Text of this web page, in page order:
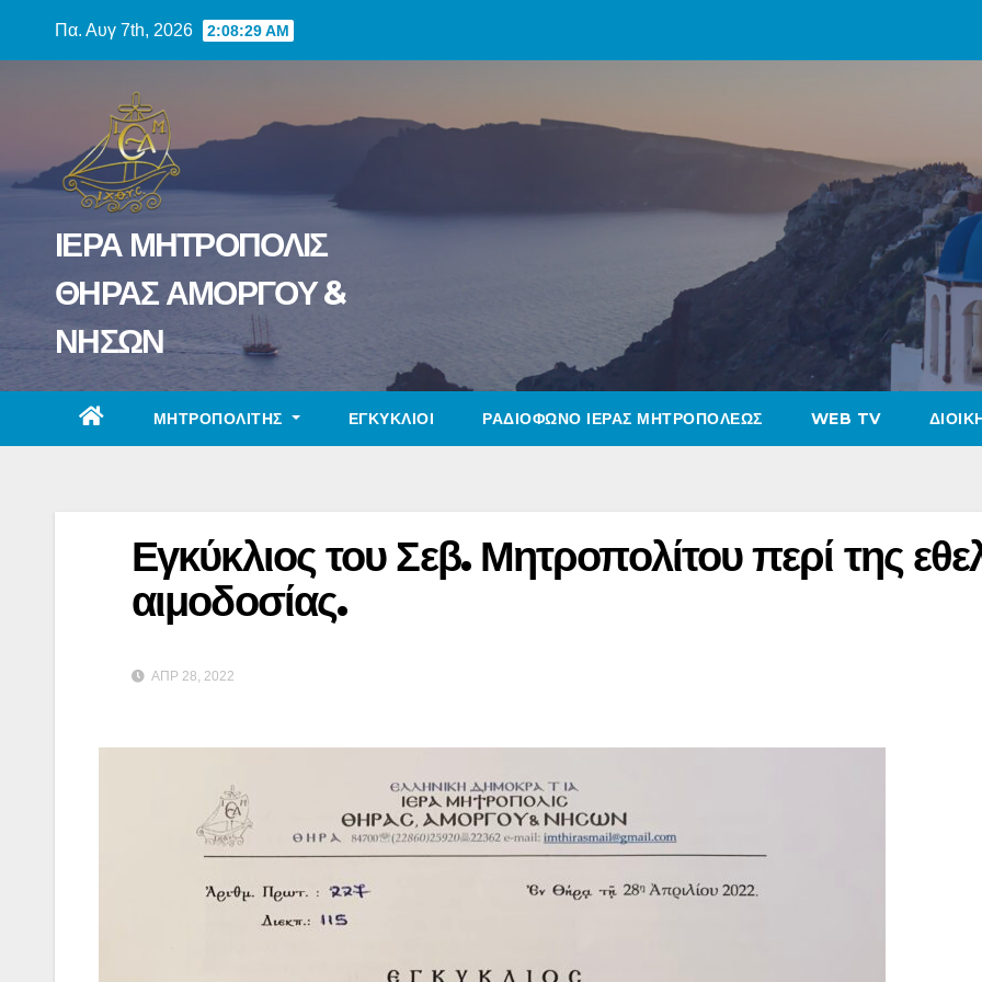
Πα. Αυγ 7th, 2026 2:08:30 AM
ΙΕΡΑ ΜΗΤΡΟΠΟΛΙΣ
ΘΗΡΑΣ ΑΜΟΡΓΟΥ &
ΝΗΣΩΝ
ΜΗΤΡΟΠΟΛΙΤΗΣ ΕΓΚΥΚΛΙΟΙ ΡΑΔΙΟΦΩΝΟ ΙΕΡΑΣ ΜΗΤΡΟΠΟΛΕΩΣ WEB TV
Εγκύκλιος του Σεβ. Μητροπολίτου περί της
αιμοδοσίας.
ΑΠΡ 28, 2022